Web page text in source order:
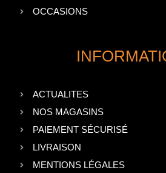
OCCASIONS
ACTUALITES
NOS MAGASINS
PAIEMENT SÉCURISÉ
LIVRAISON
MENTIONS LÉGALES